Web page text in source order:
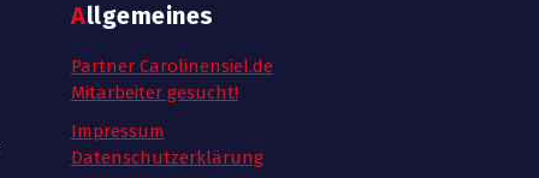
Allgemeines
Partner Carolinensiel.de
Mitarbeiter gesucht!
Impressum
Datenschutzerklärung